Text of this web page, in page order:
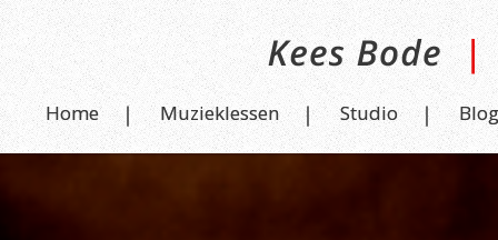
Home Muzieklessen Studio Blog